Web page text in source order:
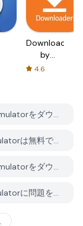
Downloader
by
AFTVnews
4.6
PGYER APK HUBからVirtual Dog Life Pet Simulatorをダウンロードする方法は？
PGYER APK HUBのVirtual Dog Life Pet Simulatorは無料でダウンロードできますか？
PGYER APK HUBからVirtual Dog Life Pet Simulatorをダウンロードするにはアカウントが必要ですか？
PGYER APK HUBのVirtual Dog Life Pet Simulatorに問題を報告する方法は？